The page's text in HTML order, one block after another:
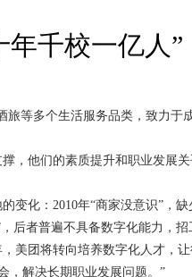
千校一亿人”
等多个生活服务品类，致力
，他们的素质提升和职业发展
化：2010年“商家没意识”，
后者普遍不具备数字化能力，招
美团将转向培养数字化人才，
，解决长期职业发展问题。”